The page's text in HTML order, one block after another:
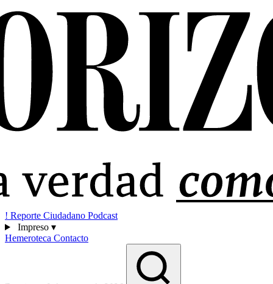
! Reporte Ciudadano Podcast
Impreso ▾
Hemeroteca Contacto